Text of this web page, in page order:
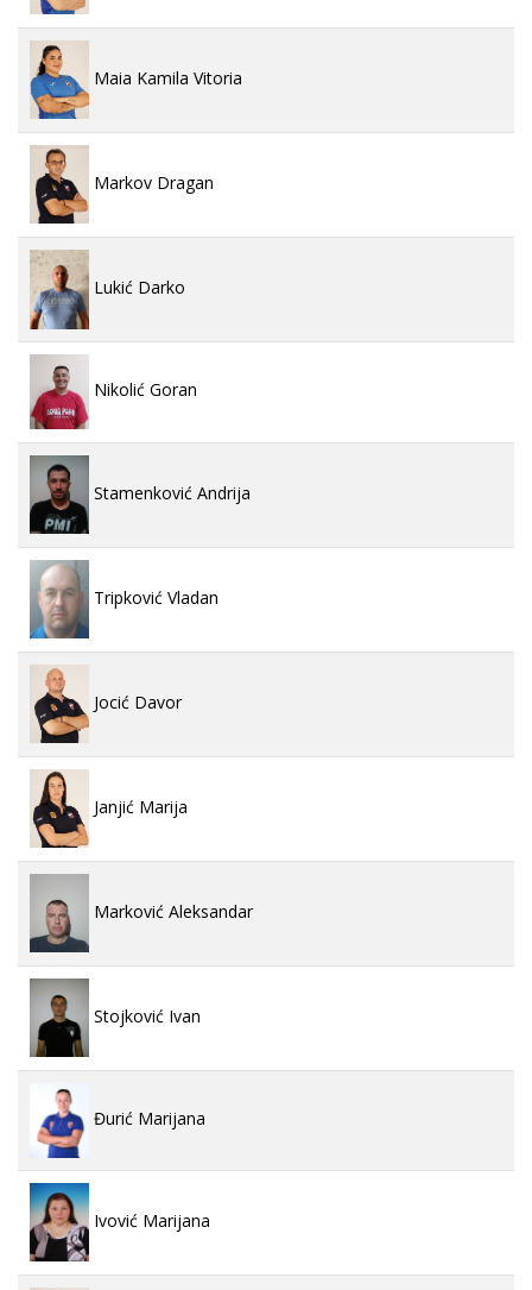
Maia Kamila Vitoria
Markov Dragan
Lukić Darko
Nikolić Goran
Stamenković Andrija
Tripković Vladan
Jocić Davor
Janjić Marija
Marković Aleksandar
Stojković Ivan
Đurić Marijana
Ivović Marijana